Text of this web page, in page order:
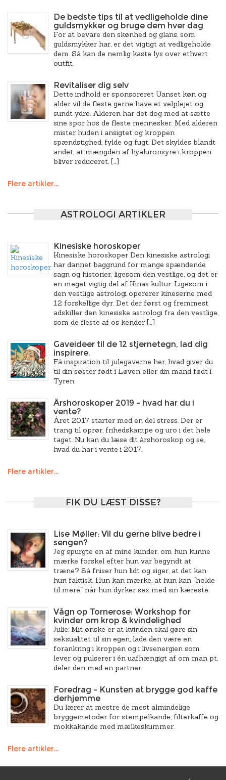
De bedste tips til at vedligeholde dine
guldsmykker og bruge dem hver dag
For at bevare den skønhed og glans, som
guldsmykker har, er det vigtigt at vedligeholde
dem. Så kan de nemlig kaste lys over ethvert
outfit.
Revitaliser dig selv
Dette indhold er sponsoreret Uanset køn og
alder vil de fleste gerne have et velplejet og
sundt ydre. Alderen har det dog med at sætte
sine spor hos de fleste mennesker. Med alderen
mister huden i ansigtet og kroppen
spændstighed, fylde og fugt. Det skyldes blandt
andet, at mængden af hyaluronsyre i kroppen
bliver reduceret, […]
Flere artikler...
ASTROLOGI ARTIKLER
Kinesiske horoskoper
Kinesiske horoskoper Den kinesiske astrologi
har dannet baggrund for mange spændende
sagn og historier, ligesom den vestlige, og det er
en meget vigtig del af Kinas kultur. Ligesom i
den vestlige astrologi opererer kineserne med
12 forskellige dyr. Det der først og fremmest
adskiller den kinesiske astrologi fra den vestlige,
som de fleste af os kender […]
Gaveideer til de 12 stjernetegn, lad dig
inspirere.
Få inspiration til julegaverne her, hvad giver du
til din søster født i Løven eller din mand født i
Tyren.
Årshoroskoper 2019 – hvad har du i
vente?
Året 2017 starter med en del stress. Der er
trang til oprør, frihedskampe og uro i det hele
taget. Nu kan du læse dit årshoroskop og se,
hvad du har i vente i 2017.
Flere artikler...
FIK DU LÆST DISSE?
Lise Møller: Vil du gerne blive bedre i
sengen?
Jeg spurgte en af mine kunder, om hun kunne
mærke forskel efter hun var begyndt at
træne? Så fniser hun lidt og siger, at det kan
hun faktisk. Hun kan mærke, at hun kan “holde
til mere” når hun dyrker sex med sin kæreste.
Vågn op Tornerose: Workshop for
kvinder om krop & kvindelighed
Julie: Mit ønske er at kvinden skal gøre sin
seksualitet til sin egen, lade den være en
forankring i kroppen og i livsenergien som
lever og pulserer i én uafhængigt af om man pt.
deler den med en partner.
Foredrag – Kunsten at brygge god kaffe
derhjemme
Du lærer at mestre de mest almindelige
bryggemetoder for stempelkande, filterkaffe og
mokkakande med mælkeskummer.
Flere artikler...